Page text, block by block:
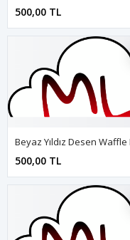
500,00 TL
500,00 TL